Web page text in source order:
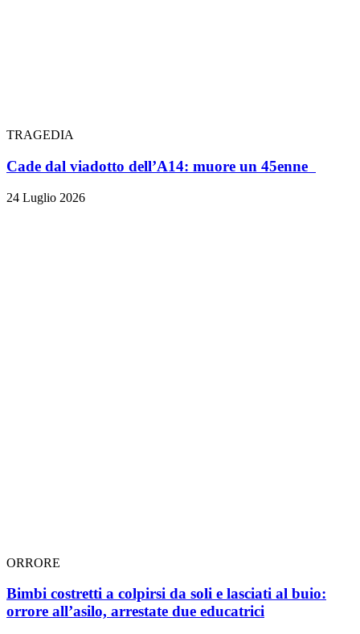
TRAGEDIA
Cade dal viadotto dell’A14: muore un 45enne
24 Luglio 2026
ORRORE
Bimbi costretti a colpirsi da soli e lasciati al buio:
orrore all’asilo, arrestate due educatrici